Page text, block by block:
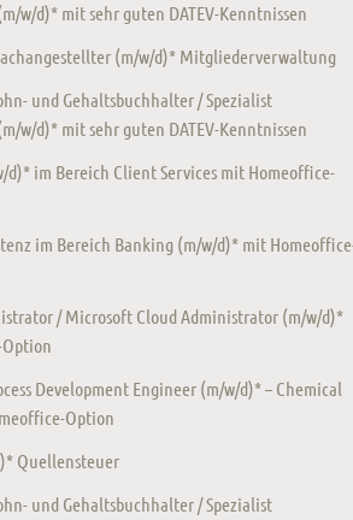
w/d)* mit sehr guten DATEV-Kenntnissen
(m/w/d)* Mitgliederverwaltung
und Gehaltsbuchhalter / Spezialist
w/d)* mit sehr guten DATEV-Kenntnissen
im Bereich Client Services mit Homeoffice-
im Bereich Banking (m/w/d)* mit
/ Microsoft Cloud Administrator (m/w/d)*
Development Engineer (m/w/d)* – Chemical
Option
Quellensteuer
und Gehaltsbuchhalter / Spezialist